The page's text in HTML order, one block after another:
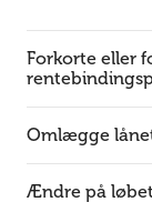
Forkorte eller
Omlægge
Ændre på